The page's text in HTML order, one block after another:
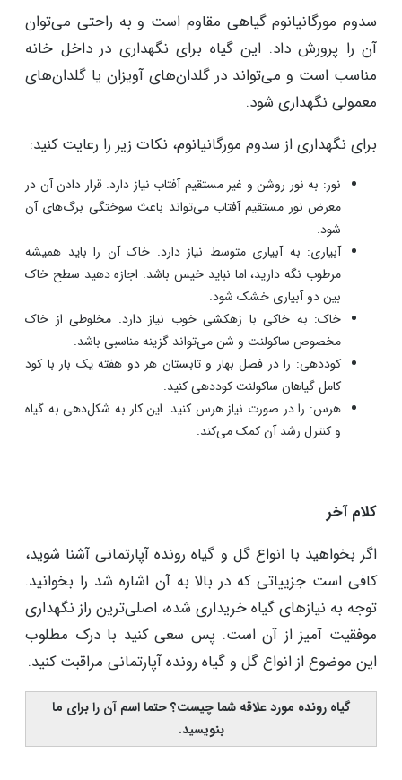
سدوم مورگانیانوم گیاهی مقاوم است و به راحتی می‌توان
آن را پرورش داد. این گیاه برای نگهداری در داخل خانه
مناسب است و می‌تواند در گلدان‌های آویزان یا گلدان‌های
معمولی نگهداری شود.
برای نگهداری از سدوم مورگانیانوم، نکات زیر را رعایت کنید:
نور: به نور روشن و غیر مستقیم آفتاب نیاز دارد. قرار دادن آن در
معرض نور مستقیم آفتاب می‌تواند باعث سوختگی برگ‌های آن
شود.
آبیاری: به آبیاری متوسط نیاز دارد. خاک آن را باید همیشه
مرطوب نگه دارید، اما نباید خیس باشد. اجازه دهید سطح خاک
بین دو آبیاری خشک شود.
خاک: به خاکی با زهکشی خوب نیاز دارد. مخلوطی از خاک
مخصوص ساکولنت و شن می‌تواند گزینه مناسبی باشد.
کوددهی: را در فصل بهار و تابستان هر دو هفته یک بار با کود
کامل گیاهان ساکولنت کوددهی کنید.
هرس: را در صورت نیاز هرس کنید. این کار به شکل‌دهی به گیاه
و کنترل رشد آن کمک می‌کند.
کلام آخر
اگر بخواهید با انواع گل و گیاه رونده آپارتمانی آشنا شوید،
کافی است جزییاتی که در بالا به آن اشاره شد را بخوانید.
توجه به نیازهای گیاه خریداری شده، اصلی‌ترین راز نگهداری
موفقیت آمیز از آن است. پس سعی کنید با درک مطلوب
این موضوع از انواع گل و گیاه رونده آپارتمانی مراقبت کنید.
گیاه رونده مورد علاقه شما چیست؟ حتما اسم آن را برای ما
بنویسید.